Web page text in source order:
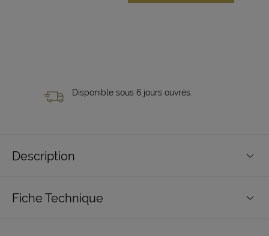
Disponible sous 6 jours ouvrés.
Description
Fiche Technique